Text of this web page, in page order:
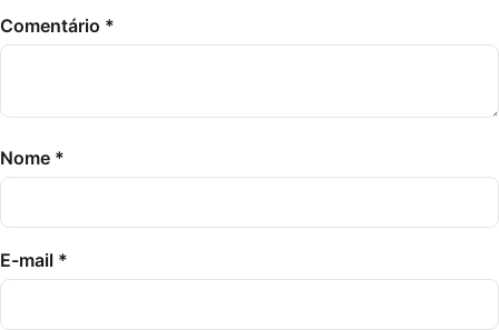
Comentário *
Nome *
E-mail *